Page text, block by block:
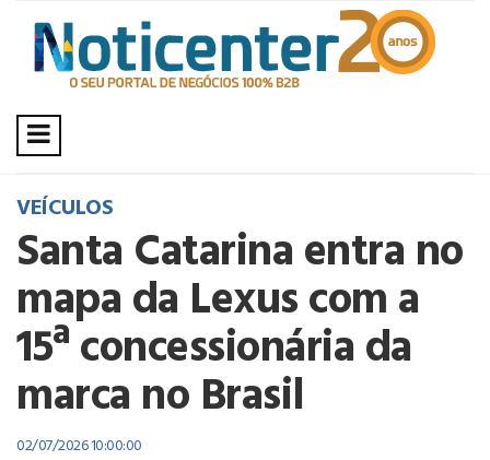
VEÍCULOS
Santa Catarina entra no
mapa da Lexus com a
15ª concessionária da
marca no Brasil
02/07/2026 10:00:00